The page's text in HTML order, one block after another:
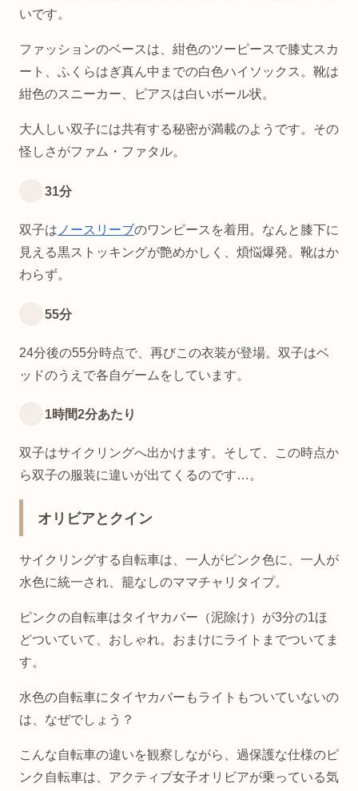
いです。
ファッションのベースは、紺色のツーピースで膝丈スカ
ート、ふくらはぎ真ん中までの白色ハイソックス。靴は
紺色のスニーカー、ピアスは白いボール状。
大人しい双子には共有する秘密が満載のようです。その
怪しさがファム・ファタル。
31分
双子は ノースリーブのワンピースを着用。なんと膝下に
見える黒ストッキングが艶めかしく、煩悩爆発。靴はか
わらず。
55分
24分後の55分時点で、再びこの衣装が登場。双子はベ
ッドのうえで各自ゲームをしています。
1時間2分あたり
双子はサイクリングへ出かけます。そして、この時点か
ら双子の服装に違いが出てくるのです…。
オリビアとクイン
サイクリングする自転車は、一人がピンク色に、一人が
水色に統一され、籠なしのママチャリタイプ。
ピンクの自転車はタイヤカバー（泥除け）が3分の1ほ
どついていて、おしゃれ。おまけにライトまでついてま
す。
水色の自転車にタイヤカバーもライトもついていないの
は、なぜでしょう？
こんな自転車の違いを観察しながら、過保護な仕様のピ
ンク自転車は、アクティブ女子オリビアが乗っている気